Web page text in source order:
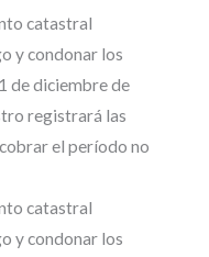
catastral
y condonar los
de diciembre de
registrará las
el período no
catastral
y condonar los